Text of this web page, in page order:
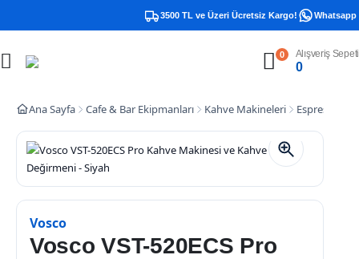
3500 TL ve Üzeri Ücretsiz Kargo! Whatsapp
0 Alışveriş Sepeti
0
Ana Sayfa Cafe & Bar Ekipmanları Kahve Makineleri Espresso
Vosco
Vosco VST-520ECS Pro